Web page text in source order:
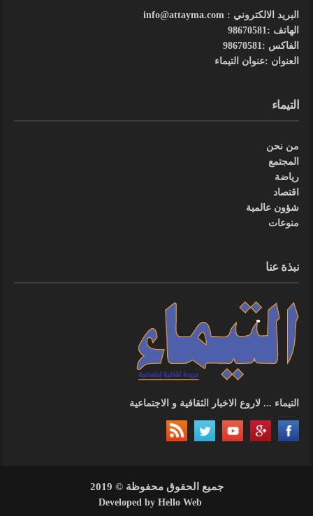
البريد الالكتروني : info@attayma.com
الهاتف :98670581
الفاكس :98670581
العنوان :عنوان التيماء
التيماء
من نحن
المجتمع
رياضة
اقتصاد
شؤون عالمية
منوعات
نبذة عنا
التيماء ... لاروع الاخبار الثقافية و الاجتماعية
جميع الحقوق محفوظة © 2019
Developed byHello Web